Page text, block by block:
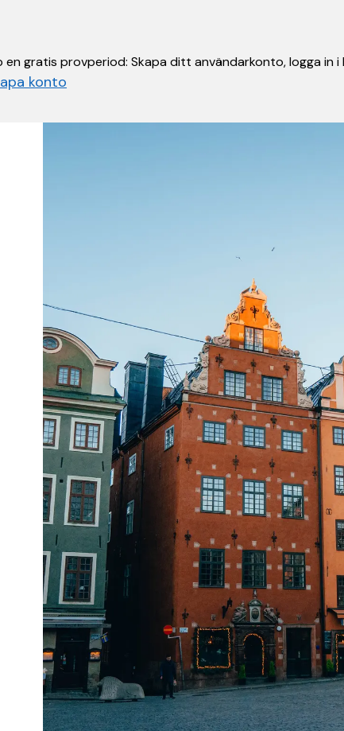
gratis provperiod: Skapa ditt användarkonto, logga in
konto